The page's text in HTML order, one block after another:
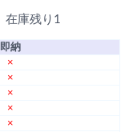
在庫残り1
即納
×
×
×
×
×